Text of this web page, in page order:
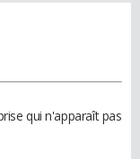
qui n'apparaît pas